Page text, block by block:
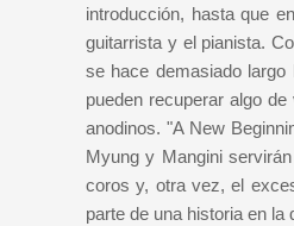
introducción, hasta que
guitarrista y el pianista.
se hace demasiado
pueden recuperar algo
anodinos. "A New
Myung y Mangini
coros y, otra vez, el
parte de una historia en